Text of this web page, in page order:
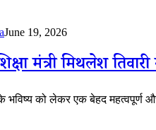
June 19, 2026
मंत्री मिथलेश
के भविष्य को लेकर एक बेहद